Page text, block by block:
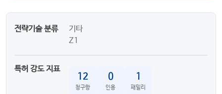
전략기술 분류
기타
Z1
특허 강도 지표
12
청구항
0
인용
1
패밀리